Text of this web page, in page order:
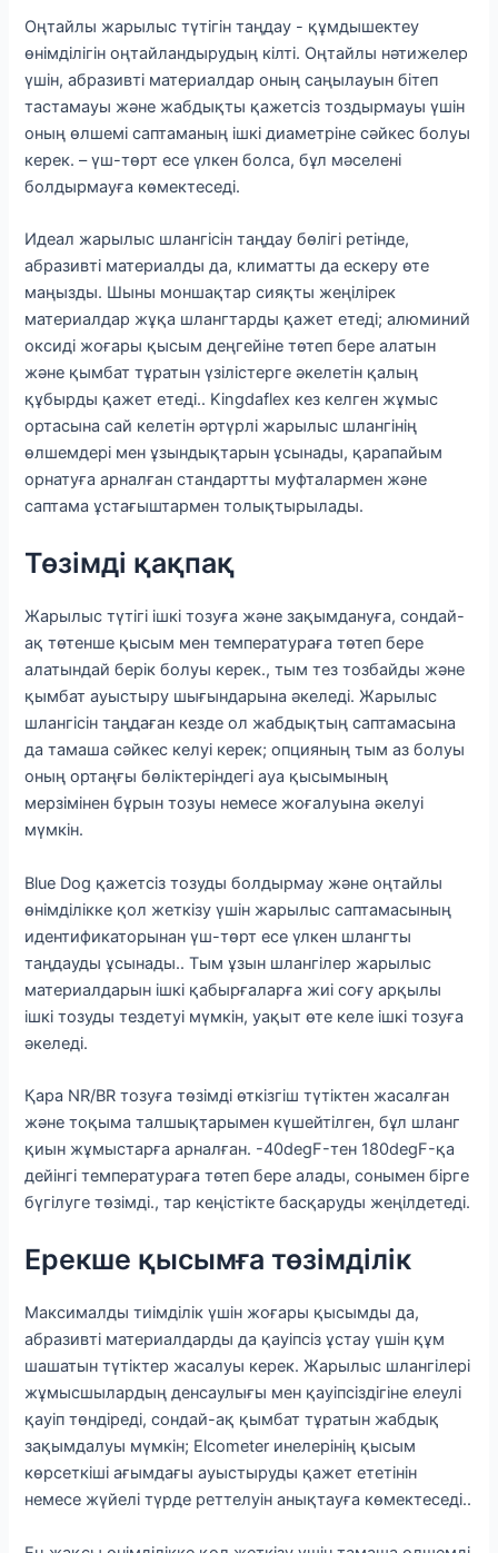
Оңтайлы жарылыс түтігін таңдау - құмдышектеу
өнімділігін оңтайландырудың кілті. Оңтайлы нәтижелер
үшін, абразивті материалдар оның саңылауын бітеп
тастамауы және жабдықты қажетсіз тоздырмауы үшін
оның өлшемі саптаманың ішкі диаметріне сәйкес болуы
керек. – үш-төрт есе үлкен болса, бұл мәселені
болдырмауға көмектеседі.
Идеал жарылыс шлангісін таңдау бөлігі ретінде,
абразивті материалды да, климатты да ескеру өте
маңызды. Шыны моншақтар сияқты жеңілірек
материалдар жұқа шлангтарды қажет етеді; алюминий
оксиді жоғары қысым деңгейіне төтеп бере алатын
және қымбат тұратын үзілістерге әкелетін қалың
құбырды қажет етеді.. Kingdaflex кез келген жұмыс
ортасына сай келетін әртүрлі жарылыс шлангінің
өлшемдері мен ұзындықтарын ұсынады, қарапайым
орнатуға арналған стандартты муфталармен және
саптама ұстағыштармен толықтырылады.
Төзімді қақпақ
Жарылыс түтігі ішкі тозуға және зақымдануға, сондай-
ақ төтенше қысым мен температураға төтеп бере
алатындай берік болуы керек., тым тез тозбайды және
қымбат ауыстыру шығындарына әкеледі. Жарылыс
шлангісін таңдаған кезде ол жабдықтың саптамасына
да тамаша сәйкес келуі керек; опцияның тым аз болуы
оның ортаңғы бөліктеріндегі ауа қысымының
мерзімінен бұрын тозуы немесе жоғалуына әкелуі
мүмкін.
Blue Dog қажетсіз тозуды болдырмау және оңтайлы
өнімділікке қол жеткізу үшін жарылыс саптамасының
идентификаторынан үш-төрт есе үлкен шлангты
таңдауды ұсынады.. Тым ұзын шлангілер жарылыс
материалдарын ішкі қабырғаларға жиі соғу арқылы
ішкі тозуды тездетуі мүмкін, уақыт өте келе ішкі тозуға
әкеледі.
Қара NR/BR тозуға төзімді өткізгіш түтіктен жасалған
және тоқыма талшықтарымен күшейтілген, бұл шланг
қиын жұмыстарға арналған. -40degF-тен 180degF-қа
дейінгі температураға төтеп бере алады, сонымен бірге
бүгілуге ​​төзімді., тар кеңістікте басқаруды жеңілдетеді.
Ерекше қысымға төзімділік
Максималды тиімділік үшін жоғары қысымды да,
абразивті материалдарды да қауіпсіз ұстау үшін құм
шашатын түтіктер жасалуы керек. Жарылыс шлангілері
жұмысшылардың денсаулығы мен қауіпсіздігіне елеулі
қауіп төндіреді, сондай-ақ қымбат тұратын жабдық
зақымдалуы мүмкін; Elcometer инелерінің қысым
көрсеткіші ағымдағы ауыстыруды қажет ететінін
немесе жүйелі түрде реттелуін анықтауға көмектеседі..